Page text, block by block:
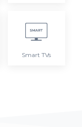
Smart TVs